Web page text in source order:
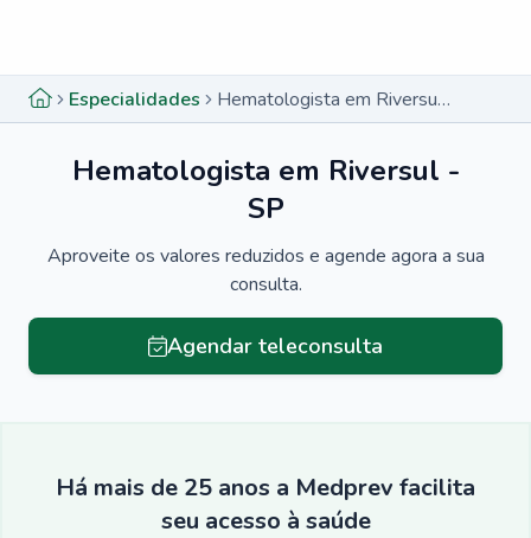
Especialidades Hematologista em Riversul - SP
Hematologista em Riversul -
SP
Aproveite os valores reduzidos e agende agora a sua
consulta.
Agendar teleconsulta
Há mais de 25 anos a Medprev facilita
seu acesso à saúde